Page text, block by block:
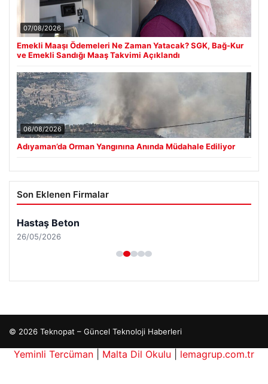
07/08/2026
Emekli Maaşı Ödemeleri Ne Zaman Yatacak? SGK, Bağ-Kur
ve Emekli Sandığı Maaş Takvimi Açıklandı
06/08/2026
Adıyaman’da Orman Yangınına Anında Müdahale Ediliyor
Son Eklenen Firmalar
Hastaş Beton
26/05/2026
© 2026 Teknopat – Güncel Teknoloji Haberleri
Yeminli Tercüman Malta Dil Okulu
lemagrup.com.tr